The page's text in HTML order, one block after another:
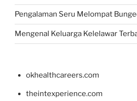
Pengalaman Seru Melompat
Mengenal Keluarga Kelelawar
okhealthcareers.com
theintexperience.com